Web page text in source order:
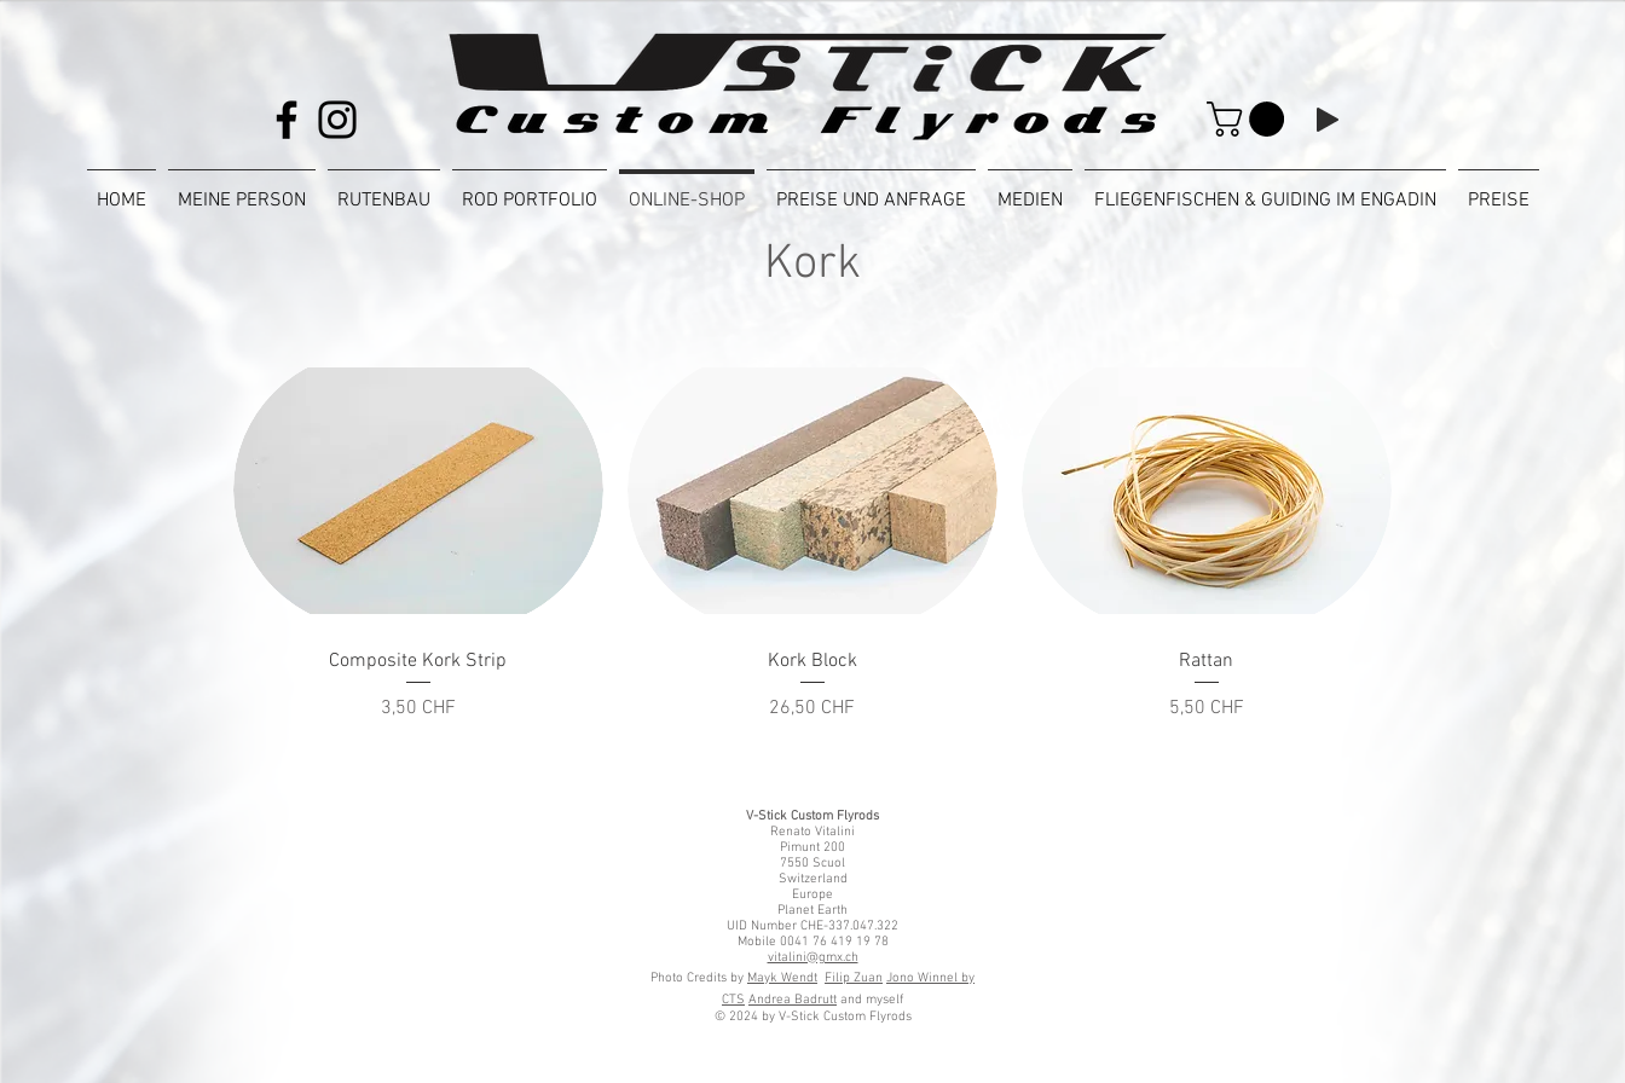
HOME MEINE PERSON RUTENBAU ROD PORTFOLIO ONLINE-SHOP PREISE UND ANFRAGE MEDIEN FLIEGENFISCHEN & GUIDING IM ENGADIN PREISE
Kork
Schnellansicht
Composite Kork Strip
Preis
3,50 CHF
Schnellansicht
Kork Block
Preis
26,50 CHF
Schnellansicht
Rattan
Preis
5,50 CHF
V-Stick Custom Flyrods
Renato Vitalini
Pimunt 200
7550 Scuol
Switzerland
Europe
Planet Earth
UID Number CHE-337.047.322
Mobile 0041 76 419 19 78
vitalini@gmx.ch
Photo Credits by Mayk Wendt Filip Zuan Jono Winnel by
CTS Andrea Badrutt and myself
© 2024 by V-Stick Custom Flyrods